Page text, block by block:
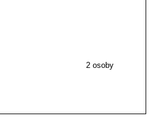
2 osoby